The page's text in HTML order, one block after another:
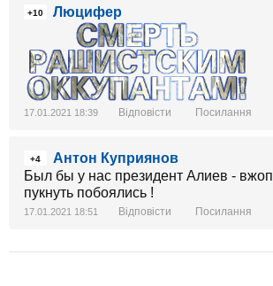
+10 Люцифер
17.01.2021 18:39 Відповісти Посилання
+4
Антон Куприянов
Был бы у нас президент Алиев -
пукнуть побоялись !
17.01.2021 18:51 Відповісти Посилання